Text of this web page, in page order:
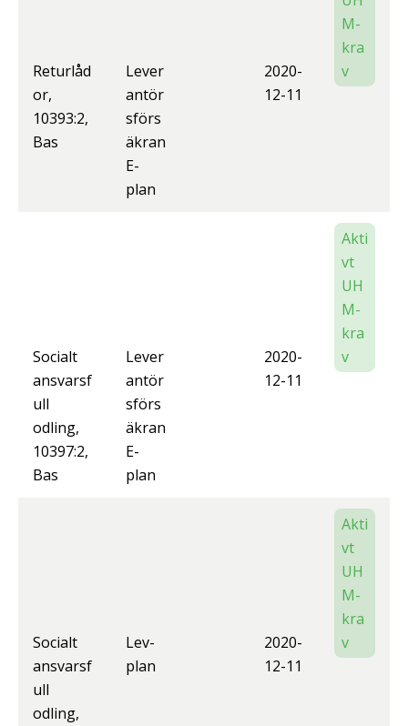
Returlåd
or,
10393:2,
Bas
Lever
antör
sförs
äkran
E-
plan
2020-
12-11
M-
kra
v
Socialt
ansvarsf
ull
odling,
10397:2,
Bas
Lever
antör
sförs
äkran
E-
plan
2020-
12-11
Akti
vt
UH
M-
kra
v
Socialt
ansvarsf
ull
odling,
Lev-
plan
2020-
12-11
Akti
vt
UH
M-
kra
v